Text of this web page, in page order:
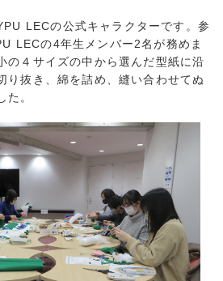
LECの公式キャラクターです。参
LECの4年生メンバー2名が務めま
の４サイズの中から選んだ型紙に沿
り抜き、綿を詰め、縫い合わせてぬ
た。